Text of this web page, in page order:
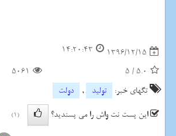
1396/12/15
14:20:43
5.0
/
5
5061
تگهای خبر:
تولید ,
دولت
این پست نت واش را می پسندید؟
(1)